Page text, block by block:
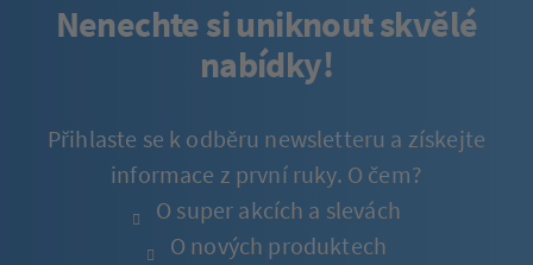
Nenechte si uniknout skvělé
nabídky!
Přihlaste se k odběru newsletteru a získejte
informace z první ruky. O čem?
O super akcích a slevách
O nových produktech